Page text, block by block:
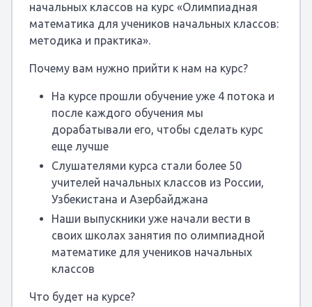
начальных классов на курс «Олимпиадная
математика для учеников начальных классов:
методика и практика».
Почему вам нужно прийти к нам на курс?
На курсе прошли обучение уже 4 потока и
после каждого обучения мы
дорабатывали его, чтобы сделать курс
еще лучше
Слушателями курса стали более 50
учителей начальных классов из России,
Узбекистана и Азербайджана
Наши выпускники уже начали вести в
своих школах занятия по олимпиадной
математике для учеников начальных
классов
Что будет на курсе?